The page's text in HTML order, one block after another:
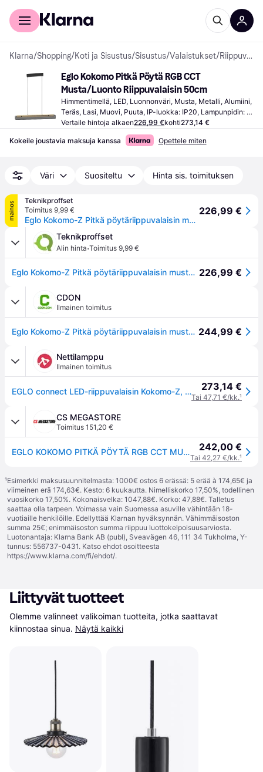
Kuluttajille
Klarna/Shopping/Koti ja Sisustus/Sisustus/Valaistukset/ Riippuvalaisimet
Eglo Kokomo Pitkä Pöytä RGB CCT
Musta/Luonto Riippuvalaisin 50cm
Himmentimellä, LED, Luonnonväri, Musta, Metalli, Alumiini,
Teräs, Lasi, Muovi, Puuta, IP-luokka: IP20, Lampunpidin:
E27
Vertaile hintoja alkaen226,99 €kohti273,14 €
Kokeile joustavia maksuja kanssa Opettele miten
Väri Suositeltu Hinta sis. toimituksen
mainos
Teknikproffset
Toimitus 9,99 €
Eglo Kokomo-Z Pitkä pöytäriippuvalaisin musta L99 - RGB + TW - Zigbee, Bluetooth
226,99 €
Teknikproffset
Alin hinta·Toimitus 9,99 €
Eglo Kokomo-Z Pitkä pöytäriippuvalaisin musta L99 - RGB + TW - Zigbee, Bluetooth 226,99 €
CDON
Ilmainen toimitus
Eglo Kokomo-Z Pitkä pöytäriippuvalaisin musta L99 - RGB + TW - Zigbee, Bluetooth 244,99 €
Nettilamppu
Ilmainen toimitus
EGLO connect LED-riippuvalaisin Kokomo-Z, musta, puu, teräs - musta, vaalea puu 273,14 €
Tai 47,71 €/kk.¹
CS MEGASTORE
Toimitus 151,20 €
EGLO KOKOMO PITKÄ PÖYTÄ RGB CCT MUSTA/LUONTO 242,00 €
Tai 42,27 €/kk.¹
¹Esimerkki maksusuunnitelmasta: 1000€ ostos 6 erässä: 5 erää à 174,65€ ja
viimeinen erä 174,63€. Kesto: 6 kuukautta. Nimelliskorko 17,50%, todellinen
vuosikorko 17,50%. Kokonaisvelka: 1047,88€. Korko: 47,88€. Talletus
saattaa olla tarpeen. Voimassa vain Suomessa asuville vähintään 18-
vuotiaille henkilöille. Edellyttää Klarnan hyväksynnän. Vähimmäisoston
summa 25€; enimmäisoston summa riippuu luottokelpoisuusarviosta.
Luotonantaja: Klarna Bank AB (publ), Sveavägen 46, 111 34 Tukholma, Y-
tunnus: 556737-0431. Katso ehdot osoitteesta
https://www.klarna.com/fi/ehdot/.
Liittyvät tuotteet
Olemme valinneet valikoiman tuotteita, jotka saattavat
kiinnostaa sinua. Näytä kaikki